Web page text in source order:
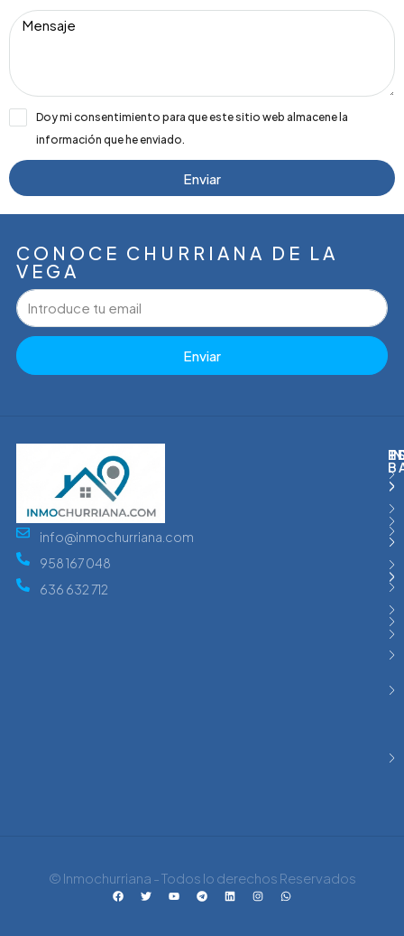
Doy mi consentimiento para que este sitio web almacene la
información que he enviado.
Enviar
CONOCE CHURRIANA DE LA
VEGA
Enviar
info@inmochurriana.com
958 167 048
636 632 712
© Inmochurriana - Todos lo derechos Reservados